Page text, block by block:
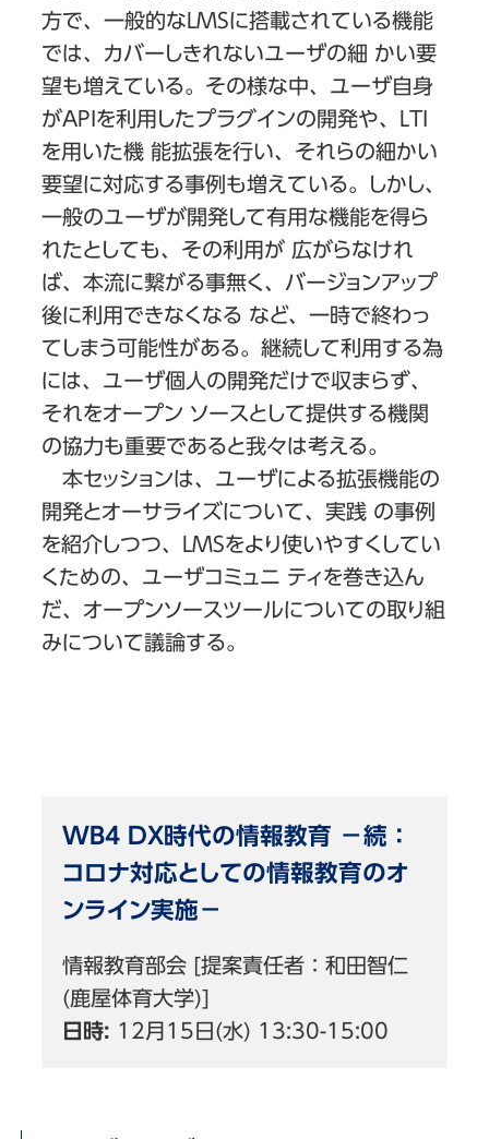
方で、一般的なLMSに搭載されている機能
では、カバーしきれないユーザの細 かい要
望も増えている。その様な中、ユーザ自身
がAPIを利用したプラグインの開発や、LTI
を用いた機 能拡張を行い、それらの細かい
要望に対応する事例も増えている。しかし、
一般のユーザが開発して有用な機能を得ら
れたとしても、その利用が 広がらなけれ
ば、本流に繋がる事無く、バージョンアップ
後に利用できなくなる など、一時で終わっ
てしまう可能性がある。継続して利用する為
には、ユーザ個人の開発だけで収まらず、
それをオープン ソースとして提供する機関
の協力も重要であると我々は考える。
本セッションは、ユーザによる拡張機能の
開発とオーサライズについて、実践 の事例
を紹介しつつ、LMSをより使いやすくしてい
くための、ユーザコミュニ ティを巻き込ん
だ、オープンソースツールについての取り組
みについて議論する。
WB4 DX時代の情報教育 －続：
コロナ対応としての情報教育のオ
ンライン実施－
情報教育部会 [提案責任者：和田智仁
(鹿屋体育大学)]
日時: 12月15日(水) 13:30-15:00